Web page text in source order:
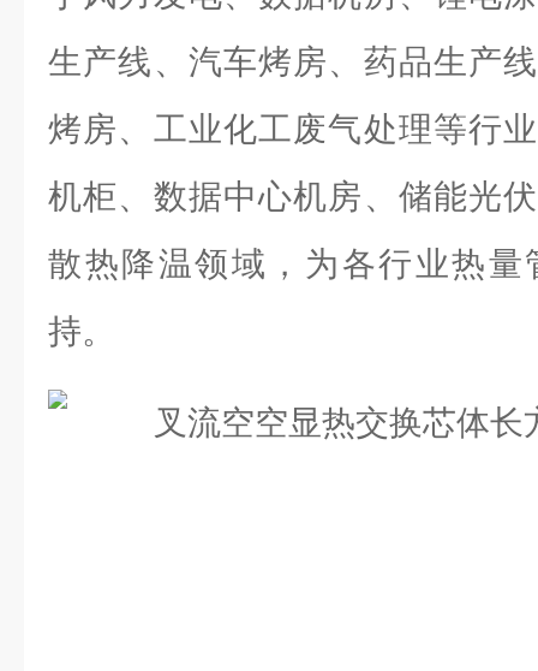
生产线、汽车烤房、药品生产
烤房、工业化工废气处理等行
机柜、数据中心机房、储能光
散热降温领域，为各行业热量
持。